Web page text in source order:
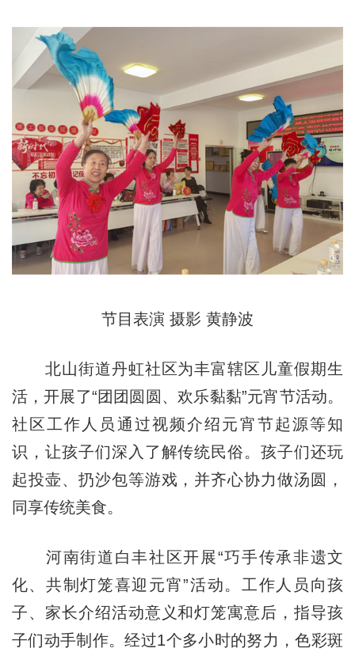
节目表演 摄影 黄静波
北山街道丹虹社区为丰富辖区儿童假期生
活，开展了“团团圆圆、欢乐黏黏”元宵节活动。
社区工作人员通过视频介绍元宵节起源等知
识，让孩子们深入了解传统民俗。孩子们还玩
起投壶、扔沙包等游戏，并齐心协力做汤圆，
同享传统美食。
河南街道白丰社区开展“巧手传承非遗文
化、共制灯笼喜迎元宵”活动。工作人员向孩
子、家长介绍活动意义和灯笼寓意后，指导孩
子们动手制作。经过1个多小时的努力，色彩斑